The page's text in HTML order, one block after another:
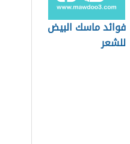
فوائد ماسك البيض
للشعر